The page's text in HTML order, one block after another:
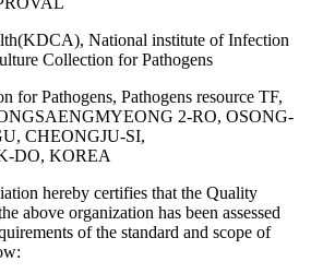
National institute of Infection
Collection for Pathogens
for Pathogens, Pathogens resource TF,
2-RO, OSONG-
CHEONGJU-SI,
DO, KOREA
hereby certifies that the Quality
above organization has been assessed
of the standard and scope of